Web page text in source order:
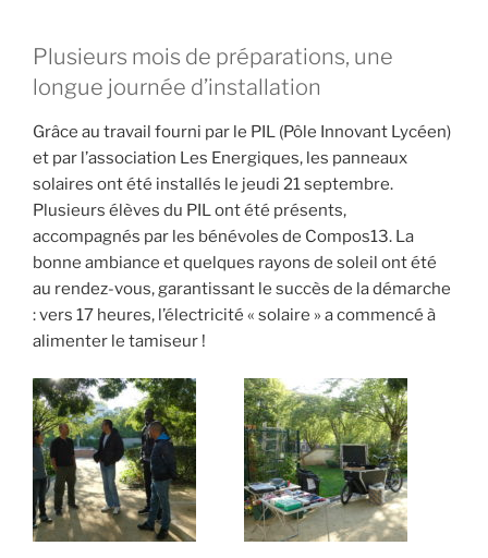
Plusieurs mois de préparations, une
longue journée d’installation
Grâce au travail fourni par le PIL (Pôle Innovant Lycéen)
et par l’association Les Energiques, les panneaux
solaires ont été installés le jeudi 21 septembre.
Plusieurs élèves du PIL ont été présents,
accompagnés par les bénévoles de Compos13. La
bonne ambiance et quelques rayons de soleil ont été
au rendez-vous, garantissant le succès de la démarche
: vers 17 heures, l’électricité « solaire » a commencé à
alimenter le tamiseur !